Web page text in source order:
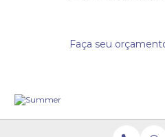
Faça seu